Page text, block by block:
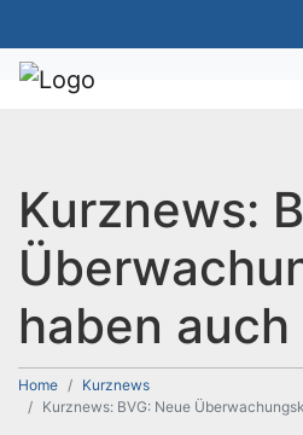
Kurznews:
haben
Home
Kurznews
Kurznews: BVG: Neue